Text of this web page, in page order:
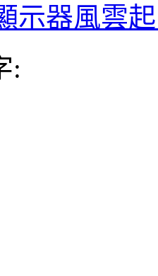
示器風雲
: